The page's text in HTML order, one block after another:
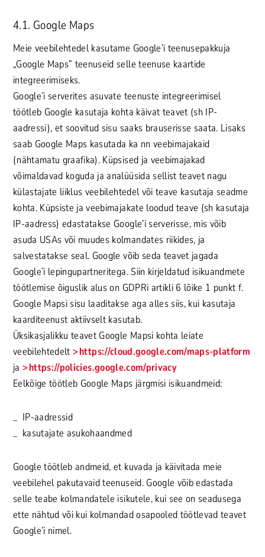
4.1. Google Maps
Meie veebilehtedel kasutame Google’i teenusepakkuja
„Google Maps” teenuseid selle teenuse kaartide
integreerimiseks.
Google’i serverites asuvate teenuste integreerimisel
töötleb Google kasutaja kohta käivat teavet (sh IP-
aadressi), et soovitud sisu saaks brauserisse saata. Lisaks
saab Google Maps kasutada ka nn veebimajakaid
(nähtamatu graafika). Küpsised ja veebimajakad
võimaldavad koguda ja analüüsida sellist teavet nagu
külastajate liiklus veebilehtedel või teave kasutaja seadme
kohta. Küpsiste ja veebimajakate loodud teave (sh kasutaja
IP-aadress) edastatakse Google’i serverisse, mis võib
asuda USAs või muudes kolmandates riikides, ja
salvestatakse seal. Google võib seda teavet jagada
Google’i lepingupartneritega. Siin kirjeldatud isikuandmete
töötlemise õiguslik alus on GDPRi artikli 6 lõike 1 punkt f.
Google Mapsi sisu laaditakse aga alles siis, kui kasutaja
kaarditeenust aktiivselt kasutab.
Üksikasjalikku teavet Google Mapsi kohta leiate
veebilehtedelt https://cloud.google.com/maps-platform
ja https://policies.google.com/privacy
Eelkõige töötleb Google Maps järgmisi isikuandmeid:
IP-aadressid
kasutajate asukohaandmed
Google töötleb andmeid, et kuvada ja käivitada meie
veebilehel pakutavaid teenuseid. Google võib edastada
selle teabe kolmandatele isikutele, kui see on seadusega
ette nähtud või kui kolmandad osapooled töötlevad teavet
Google’i nimel.